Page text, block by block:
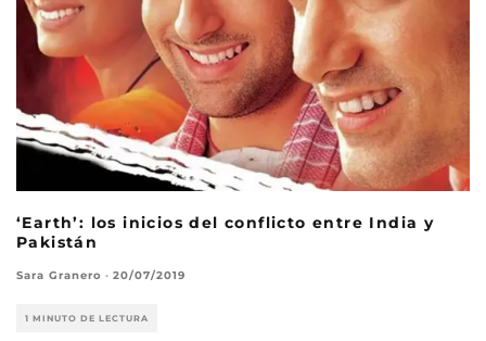
‘Earth’: los inicios del conflicto entre India y
Pakistán
Sara Granero · 20/07/2019
1 MINUTO DE LECTURA